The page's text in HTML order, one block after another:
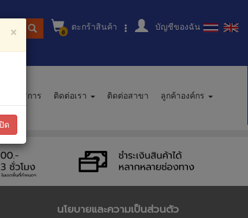
0 ตะกร้าสินค้า บัญชีของฉัน
การบริการ ติดต่อเรา ติดต่อสาขา
ลูกค้าองค์กร
×
ด
นโยบายและความเป็นส่วนตัว